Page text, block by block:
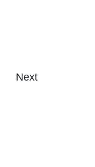
Next